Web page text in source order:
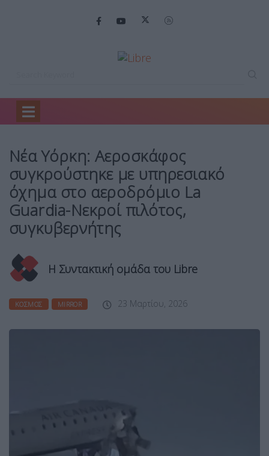
Home
Νέα Υόρκη: Αεροσκάφος
συγκρούστηκε με υπηρεσιακό
όχημα στο αεροδρόμιο La
Guardia-Νεκροί πιλότος,
συγκυβερνήτης
Η Συντακτική ομάδα του Libre
ΚΌΣΜΟΣ MIRROR 23 Μαρτίου, 2026